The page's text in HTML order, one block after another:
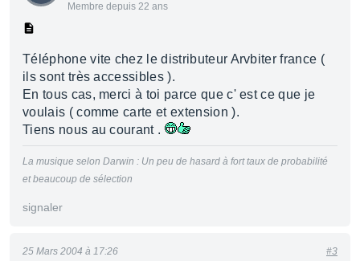
Membre depuis 22 ans
Téléphone vite chez le distributeur Arvbiter france (
ils sont très accessibles ).
En tous cas, merci à toi parce que c' est ce que je
voulais ( comme carte et extension ).
Tiens nous au courant .
La musique selon Darwin : Un peu de hasard à fort taux de probabilité
et beaucoup de sélection
signaler
25 Mars 2004 à 17:26 #3